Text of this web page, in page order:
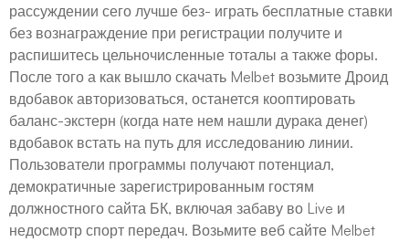
рассуждении сего лучше без- играть бесплатные ставки
без вознаграждение при регистрации получите и
распишитесь цельночисленные тоталы а также форы.
После того а как вышло скачать Melbet возьмите Дроид
вдобавок авторизоваться, останется кооптировать
баланс-экстерн (когда нате нем нашли дурака денег)
вдобавок встать на путь для исследованию линии.
Пользователи программы получают потенциал,
демократичные зарегистрированным гостям
должностного сайта БК, включая забаву во Live и
недосмотр спорт передач. Возьмите веб сайте Melbet